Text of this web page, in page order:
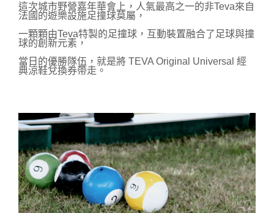
這次城市野營嘉年華會上，人氣最高之一的非Teva來自
法國的遊樂設施足撞球莫屬，
一顆顆由Teva特製的足撞球， 互動裝置融合了足球與撞
球的創新元素，
當日的優勝隊伍，就是將 TEVA Original Universal 經
典涼鞋兌換券帶走。